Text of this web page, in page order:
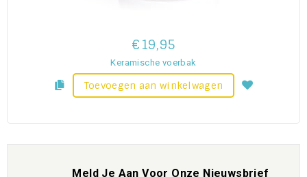
€19,95
Keramische voerbak
Toevoegen aan winkelwagen
Meld Je Aan Voor Onze Nieuwsbrief